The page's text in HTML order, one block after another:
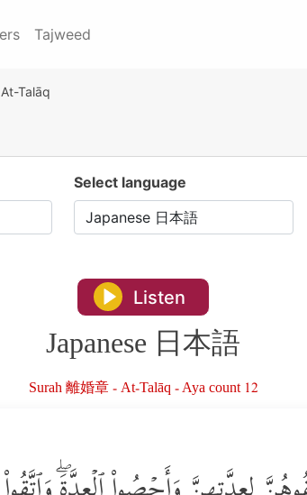
Tajweed
Talāq
Select language
Listen
Japanese 日本語
Surah 離婚章 - At-Talāq - Aya count 12